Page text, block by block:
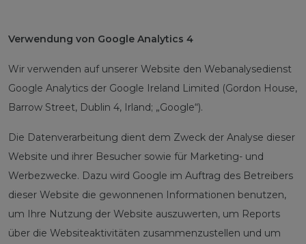
Verwendung von Google Analytics 4
Wir verwenden auf unserer Website den Webanalysedienst
Google Analytics der Google Ireland Limited (Gordon House,
Barrow Street, Dublin 4, Irland; „Google“).
Die Datenverarbeitung dient dem Zweck der Analyse dieser
Website und ihrer Besucher sowie für Marketing- und
Werbezwecke. Dazu wird Google im Auftrag des Betreibers
dieser Website die gewonnenen Informationen benutzen,
um Ihre Nutzung der Website auszuwerten, um Reports
über die Websiteaktivitäten zusammenzustellen und um